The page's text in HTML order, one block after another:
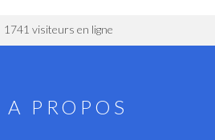
1741 visiteurs en ligne
A PROPOS